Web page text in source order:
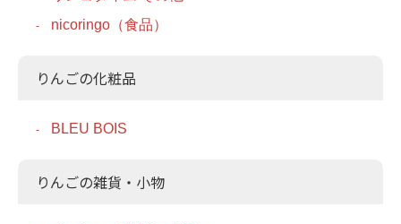
nicoringo（食品）
りんごの化粧品
BLEU BOIS
りんごの雑貨・小物